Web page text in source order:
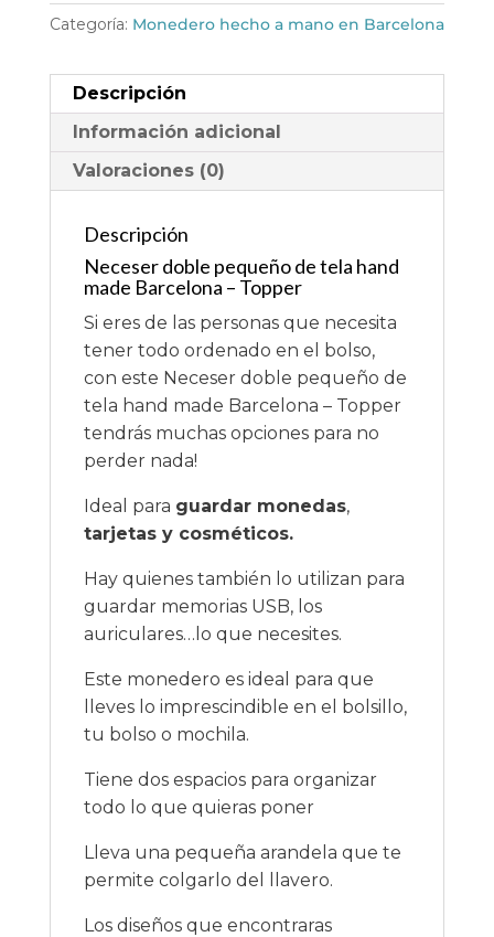
Categoría: Monedero hecho a mano en Barcelona
Descripción
Información adicional
Valoraciones (0)
Descripción
Neceser doble pequeño de tela hand
made Barcelona – Topper
Si eres de las personas que necesita
tener todo ordenado en el bolso,
con este Neceser doble pequeño de
tela hand made Barcelona – Topper
tendrás muchas opciones para no
perder nada!
Ideal para guardar monedas,
tarjetas y cosméticos.
Hay quienes también lo utilizan para
guardar memorias USB, los
auriculares…lo que necesites.
Este monedero es ideal para que
lleves lo imprescindible en el bolsillo,
tu bolso o mochila.
Tiene dos espacios para organizar
todo lo que quieras poner
Lleva una pequeña arandela que te
permite colgarlo del llavero.
Los diseños que encontraras